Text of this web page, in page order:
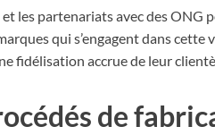
les partenariats avec des ONG
qui s’engagent dans cette
fidélisation accrue de leur
de